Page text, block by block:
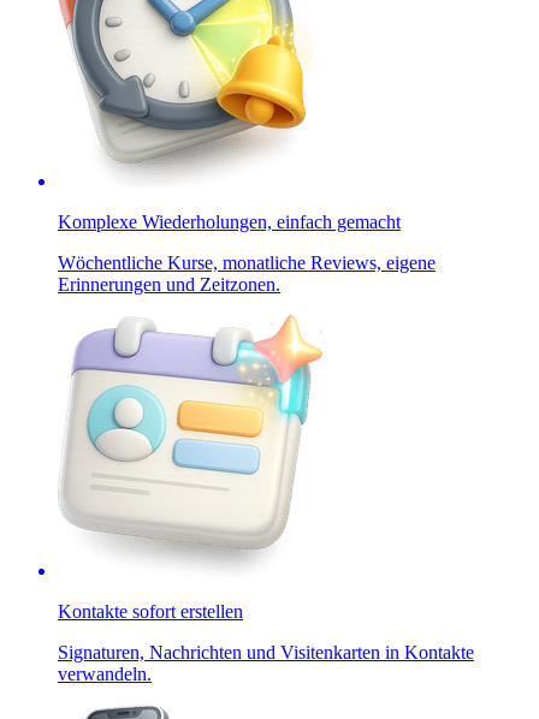
Komplexe Wiederholungen, einfach gemacht
Wöchentliche Kurse, monatliche Reviews, eigene
Erinnerungen und Zeitzonen.
Kontakte sofort erstellen
Signaturen, Nachrichten und Visitenkarten in Kontakte
verwandeln.